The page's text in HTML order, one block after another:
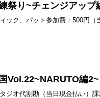
祭り~チェンジアップ
ク、パット参加費：500円
国Vol.22~NARUTO編
オ代割勘（当日現金払い）